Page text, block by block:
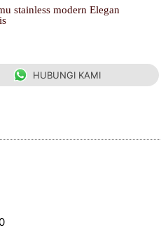
stainless modern Elegan
HUBUNGI KAMI